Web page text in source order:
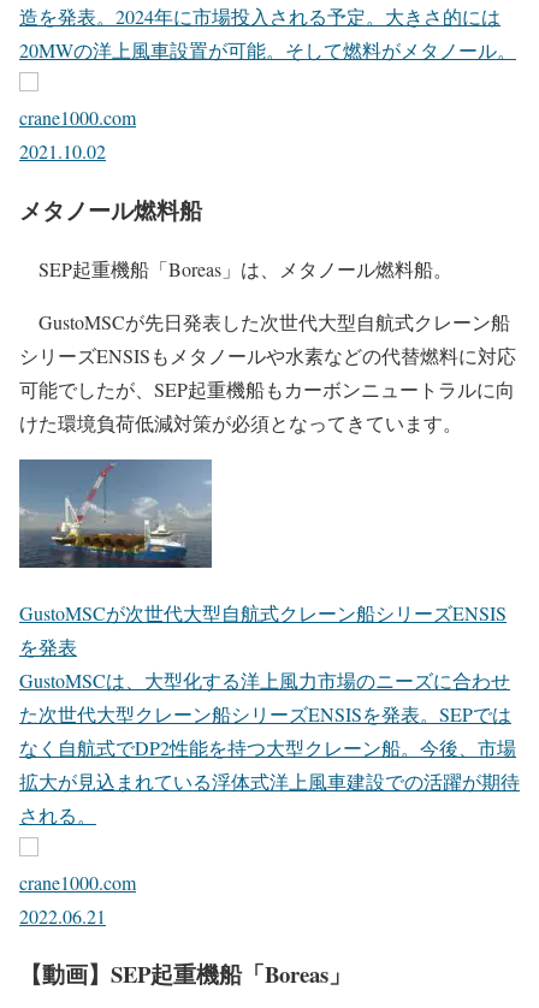
造を発表。2024年に市場投入される予定。大きさ的には
20MWの洋上風車設置が可能。そして燃料がメタノール。
crane1000.com
2021.10.02
メタノール燃料船
SEP起重機船「Boreas」は、メタノール燃料船。
GustoMSCが先日発表した次世代大型自航式クレーン船
シリーズENSISもメタノールや水素などの代替燃料に対応
可能でしたが、SEP起重機船もカーボンニュートラルに向
けた環境負荷低減対策が必須となってきています。
GustoMSCが次世代大型自航式クレーン船シリーズENSIS
を発表
GustoMSCは、大型化する洋上風力市場のニーズに合わせ
た次世代大型クレーン船シリーズENSISを発表。SEPでは
なく自航式でDP2性能を持つ大型クレーン船。今後、市場
拡大が見込まれている浮体式洋上風車建設での活躍が期待
される。
crane1000.com
2022.06.21
【動画】SEP起重機船「Boreas」